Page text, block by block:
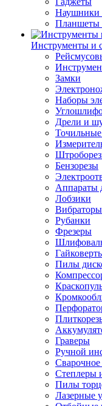
Наушники
Планшеты
Инструменты и
Замки
Наборы
Дрели и
Точильные
Бензорезы
Аппараты
Лобзики
Рубанки
Фрезеры
Пилы
Граверы
Ручной
Сварочное
Степлеры
Пилы
Лазерные